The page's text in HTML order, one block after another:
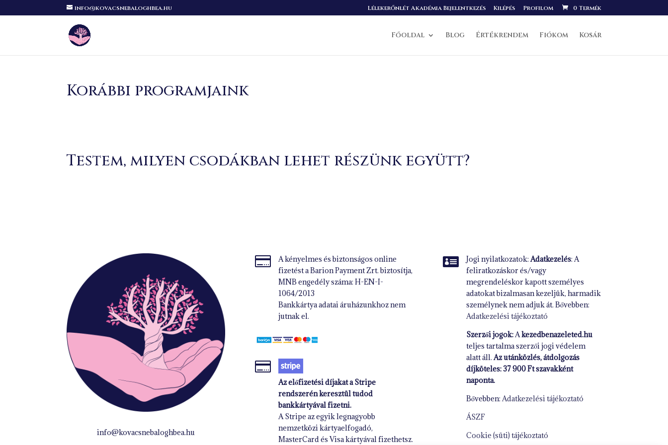
info@kovacsnebaloghbea.hu Lélekerőnlét Akadémia Bejelentkezés Kilépés Profilom 0 Termék
Főoldal Blog Értékrendem Fiókom Kosár
Korábbi programjaink
Testem, milyen csodákban lehet részünk együtt?
info@kovacsnebaloghbea.hu

A kényelmes és biztonságos online
fizetést a Barion Payment Zrt. biztosítja,
MNB engedély száma: H-EN-I-
1064/2013
Bankkártya adatai áruházunkhoz nem
jutnak el.

Az előfizetési díjakat a Stripe
rendszerén keresztül tudod
bankkártyával fizetni.
A Stripe az egyik legnagyobb
nemzetközi kártyaelfogadó,
MasterCard és Visa kártyával fizethetsz.
 Jogi nyilatkozatok:Adatkezelés: A
feliratkozáskor és/vagy
megrendeléskor kapott személyes
adatokat bizalmasan kezeljük, harmadik
személynek nem adjuk át. Bővebben:
Adatkezelési tájékoztató
Szerzői jogok:Akezedbenazeleted.hu
teljes tartalma szerzői jogi védelem
alatt áll.Az utánközlés, átdolgozás
díjköteles: 37 900 Ft szavakként
naponta.
Bővebben:Adatkezelési tájékoztató
ÁSZF
Cookie (süti) tájékoztató